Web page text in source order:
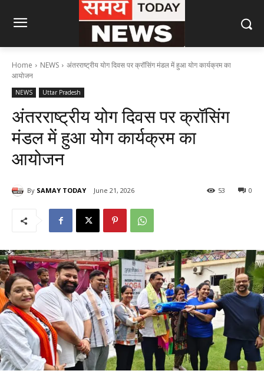
Home NEWS
अंतरराष्ट्रीय योग दिवस पर क्रॉसिंग मंडल में हुआ योग कार्यक्रम का
आयोजन
NEWS Uttar Pradesh
अंतरराष्ट्रीय योग दिवस पर क्रॉसिंग
मंडल में हुआ योग कार्यक्रम का
आयोजन
By SAMAY TODAY June 21, 2026 0
53